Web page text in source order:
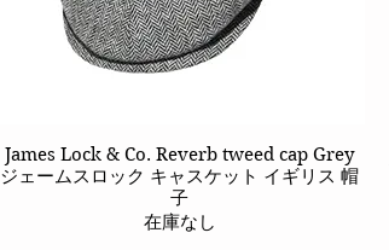
クイックビュー
James Lock & Co. Reverb tweed cap Grey
ジェームスロック キャスケット イギリス 帽
子
在庫なし